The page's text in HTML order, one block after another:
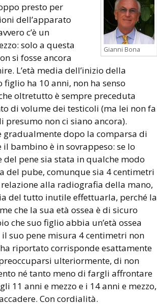
Gianni Bona
presto per
dell’apparato
c’è un
solo a questa
si fosse ancora
L’età media dell’inizio della
ha 10 anni, non ha senso
oltretutto è sempre preceduta
di volume dei testicoli (ma lei non fa
non ci siano ancora).
gradualmente dopo la comparsa di
bambino è in sovrappeso: se lo
del pene sia stata in qualche modo
del pube, comunque sia 4 centimetri
alla radiografia della mano,
del tutto inutile effettuarla, perché la
che la sua età ossea è di sicuro
che suo figlio abbia un’età ossea
suo pene misura 4 centimetri non
riportato corrisponde esattamente
ulteriormente, di non
né tanto meno di fargli affrontare
11 anni e mezzo e i 14 anni e mezzo,
Con cordialità.